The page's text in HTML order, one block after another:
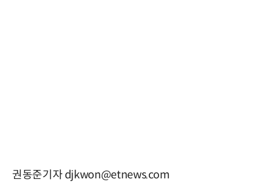
권동준기자 djkwon@etnews.com